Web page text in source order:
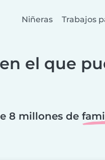
Niñeras Trabajos
el que
8 millones de